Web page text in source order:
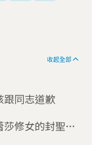
收起全部
跟同志道歉
修女的封聖之